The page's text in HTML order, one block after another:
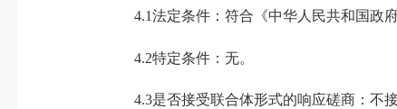
4.1法定条件：符合《中华人民共和国政府
4.2特定条件：无。
4.3是否接受联合体形式的响应磋商：不